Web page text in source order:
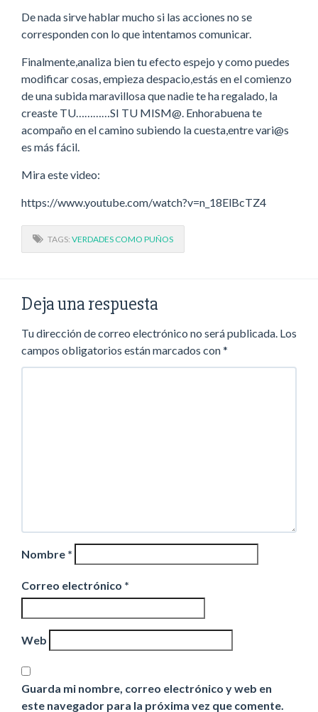
De nada sirve hablar mucho si las acciones no se
corresponden con lo que intentamos comunicar.
Finalmente,analiza bien tu efecto espejo y como puedes
modificar cosas, empieza despacio,estás en el comienzo
de una subida maravillosa que nadie te ha regalado, la
creaste TU…………SI TU MISM@. Enhorabuena te
acompaño en el camino subiendo la cuesta,entre vari@s
es más fácil.
Mira este video:
https://www.youtube.com/watch?v=n_18ElBcTZ4
TAGS: VERDADES COMO PUÑOS
Deja una respuesta
Tu dirección de correo electrónico no será publicada. Los
campos obligatorios están marcados con*
Nombre *
Correo electrónico *
Web
Guarda mi nombre, correo electrónico y web en
este navegador para la próxima vez que comente.